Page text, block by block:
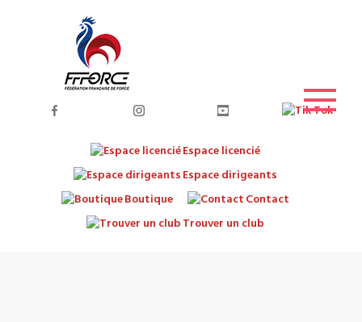
Espace licencié
Espace dirigeants
Boutique
Contact
Trouver un club